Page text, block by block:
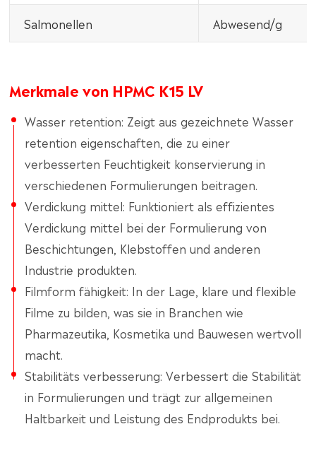
Salmonellen Abwesend/g
Merkmale von HPMC K15 LV
Wasser retention: Zeigt aus gezeichnete Wasser
retention eigenschaften, die zu einer
verbesserten Feuchtigkeit konservierung in
verschiedenen Formulierungen beitragen.
Verdickung mittel: Funktioniert als effizientes
Verdickung mittel bei der Formulierung von
Beschichtungen, Klebstoffen und anderen
Industrie produkten.
Filmform fähigkeit: In der Lage, klare und flexible
Filme zu bilden, was sie in Branchen wie
Pharmazeutika, Kosmetika und Bauwesen wertvoll
macht.
Stabilitäts verbesserung: Verbessert die Stabilität
in Formulierungen und trägt zur allgemeinen
Haltbarkeit und Leistung des Endprodukts bei.